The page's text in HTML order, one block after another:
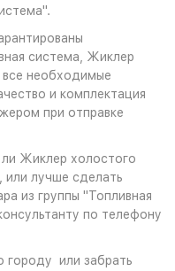
система, Жиклер
необходимые
и комплектация
при отправке
Жиклер холостого
лучше сделать
из группы "Топливная
по телефону
городу или забрать